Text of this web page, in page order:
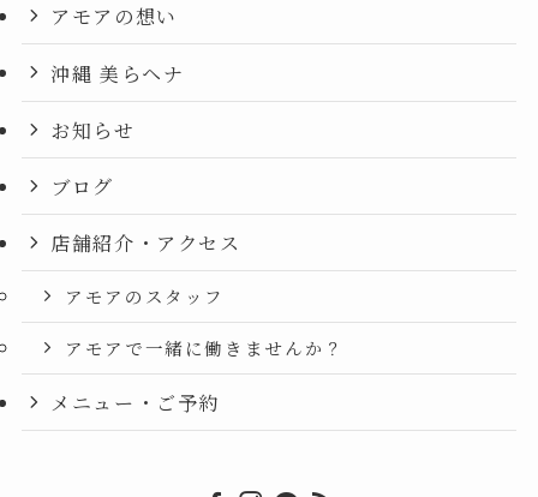
アモアの想い
沖縄 美らヘナ
お知らせ
ブログ
店舗紹介・アクセス
アモアのスタッフ
アモアで一緒に働きませんか？
メニュー・ご予約